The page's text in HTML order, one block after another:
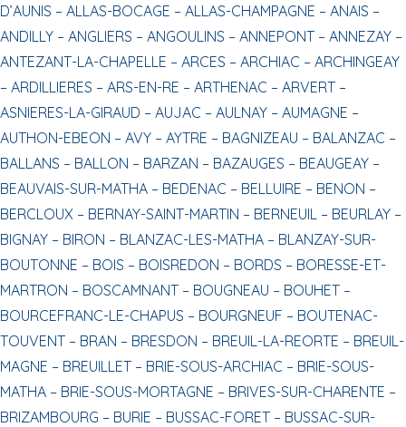
D’AUNIS – ALLAS-BOCAGE – ALLAS-CHAMPAGNE – ANAIS –
ANDILLY – ANGLIERS – ANGOULINS – ANNEPONT – ANNEZAY –
ANTEZANT-LA-CHAPELLE – ARCES – ARCHIAC – ARCHINGEAY
– ARDILLIERES – ARS-EN-RE – ARTHENAC – ARVERT –
ASNIERES-LA-GIRAUD – AUJAC – AULNAY – AUMAGNE –
AUTHON-EBEON – AVY – AYTRE – BAGNIZEAU – BALANZAC –
BALLANS – BALLON – BARZAN – BAZAUGES – BEAUGEAY –
BEAUVAIS-SUR-MATHA – BEDENAC – BELLUIRE – BENON –
BERCLOUX – BERNAY-SAINT-MARTIN – BERNEUIL – BEURLAY –
BIGNAY – BIRON – BLANZAC-LES-MATHA – BLANZAY-SUR-
BOUTONNE – BOIS – BOISREDON – BORDS – BORESSE-ET-
MARTRON – BOSCAMNANT – BOUGNEAU – BOUHET –
BOURCEFRANC-LE-CHAPUS – BOURGNEUF – BOUTENAC-
TOUVENT – BRAN – BRESDON – BREUIL-LA-REORTE – BREUIL-
MAGNE – BREUILLET – BRIE-SOUS-ARCHIAC – BRIE-SOUS-
MATHA – BRIE-SOUS-MORTAGNE – BRIVES-SUR-CHARENTE –
BRIZAMBOURG – BURIE – BUSSAC-FORET – BUSSAC-SUR-